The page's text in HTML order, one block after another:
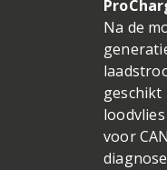
Na de
geschikt
voor